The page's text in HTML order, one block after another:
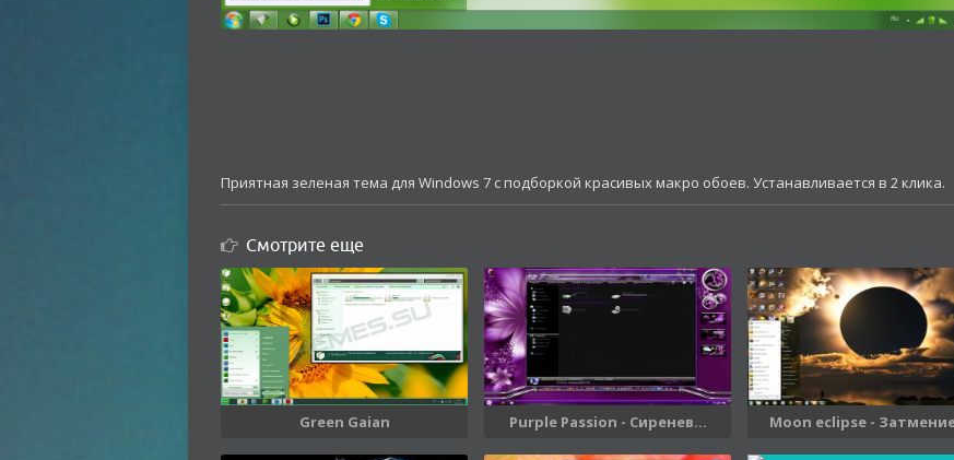
Приятная зеленая тема для Windows 7 с подборкой красивых макро обоев. Устанавливается в 2 клика.
Смотрите еще
Green Gaian Purple Passion - Сиренев... Moon eclipse -